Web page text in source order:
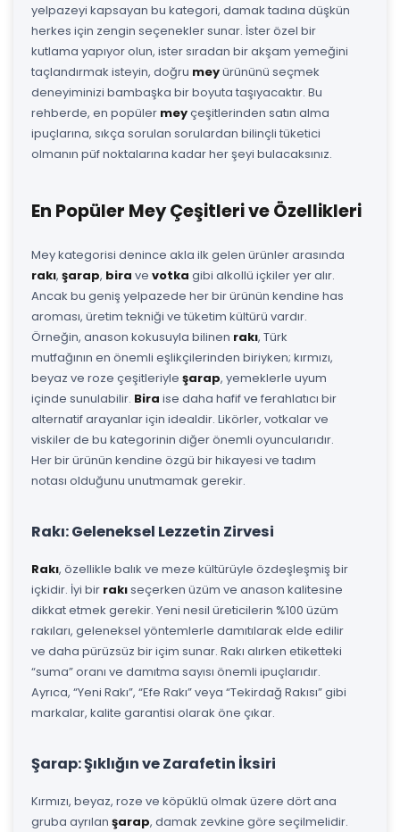
yelpazeyi kapsayan bu kategori, damak tadına düşkün
herkes için zengin seçenekler sunar. İster özel bir
kutlama yapıyor olun, ister sıradan bir akşam yemeğini
taçlandırmak isteyin, doğru meyürününü seçmek
deneyiminizi bambaşka bir boyuta taşıyacaktır. Bu
rehberde, en popüler meyçeşitlerinden satın alma
ipuçlarına, sıkça sorulan sorulardan bilinçli tüketici
olmanın püf noktalarına kadar her şeyi bulacaksınız.
En Popüler Mey Çeşitleri ve Özellikleri
Mey kategorisi denince akla ilk gelen ürünler arasında
rakı, şarap, bira ve votka gibi alkollü içkiler yer alır.
Ancak bu geniş yelpazede her bir ürünün kendine has
aroması, üretim tekniği ve tüketim kültürü vardır.
Örneğin, anason kokusuyla bilinen rakı, Türk
mutfağının en önemli eşlikçilerinden biriyken; kırmızı,
beyaz ve roze çeşitleriyle şarap, yemeklerle uyum
içinde sunulabilir. Bira ise daha hafif ve ferahlatıcı bir
alternatif arayanlar için idealdir. Likörler, votkalar ve
viskiler de bu kategorinin diğer önemli oyuncularıdır.
Her bir ürünün kendine özgü bir hikayesi ve tadım
notası olduğunu unutmamak gerekir.
Rakı: Geleneksel Lezzetin Zirvesi
Rakı, özellikle balık ve meze kültürüyle özdeşleşmiş bir
içkidir. İyi bir rakıseçerken üzüm ve anason kalitesine
dikkat etmek gerekir. Yeni nesil üreticilerin %100 üzüm
rakıları, geleneksel yöntemlerle damıtılarak elde edilir
ve daha pürüzsüz bir içim sunar. Rakı alırken etiketteki
“suma” oranı ve damıtma sayısı önemli ipuçlarıdır.
Ayrıca, “Yeni Rakı”, “Efe Rakı” veya “Tekirdağ Rakısı” gibi
markalar, kalite garantisi olarak öne çıkar.
Şarap: Şıklığın ve Zarafetin İksiri
Kırmızı, beyaz, roze ve köpüklü olmak üzere dört ana
gruba ayrılan şarap, damak zevkine göre seçilmelidir.